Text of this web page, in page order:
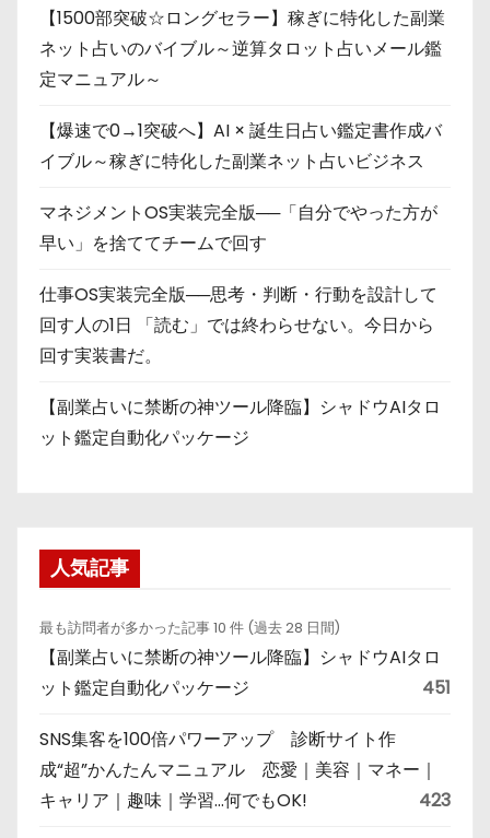
【1500部突破☆ロングセラー】稼ぎに特化した副業
ネット占いのバイブル～逆算タロット占いメール鑑
定マニュアル～
【爆速で0→1突破へ】AI × 誕生日占い鑑定書作成バ
イブル～稼ぎに特化した副業ネット占いビジネス
マネジメントOS実装完全版──「自分でやった方が
早い」を捨ててチームで回す
仕事OS実装完全版──思考・判断・行動を設計して
回す人の1日 「読む」では終わらせない。今日から
回す実装書だ。
【副業占いに禁断の神ツール降臨】シャドウAIタロ
ット鑑定自動化パッケージ
人気記事
最も訪問者が多かった記事 10 件 (過去 28 日間)
【副業占いに禁断の神ツール降臨】シャドウAIタロ
ット鑑定自動化パッケージ
451
SNS集客を100倍パワーアップ 診断サイト作
成“超”かんたんマニュアル 恋愛｜美容｜マネー｜
キャリア｜趣味｜学習…何でもOK!
423